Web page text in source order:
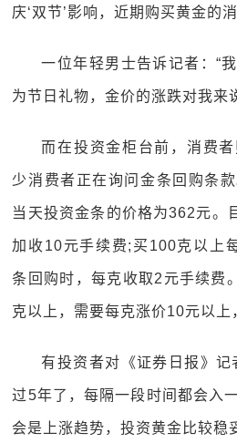
庆‘双节’影响，近期购买黄金的
一位年轻男士告诉记者：“
为节日礼物，金价的涨跌对我来
而在投资金柜台前，消费
少消费者正在询问金条回购条
当天投资金条的价格为362元。
加收10元手续费;买100克以上
条回购时，每克收取2元手续费
克以上，需要每克涨价10元以上
有投资者对《证券日报》记
过5年了，每隔一段时间都会入
会是上涨趋势，投资黄金比较稳